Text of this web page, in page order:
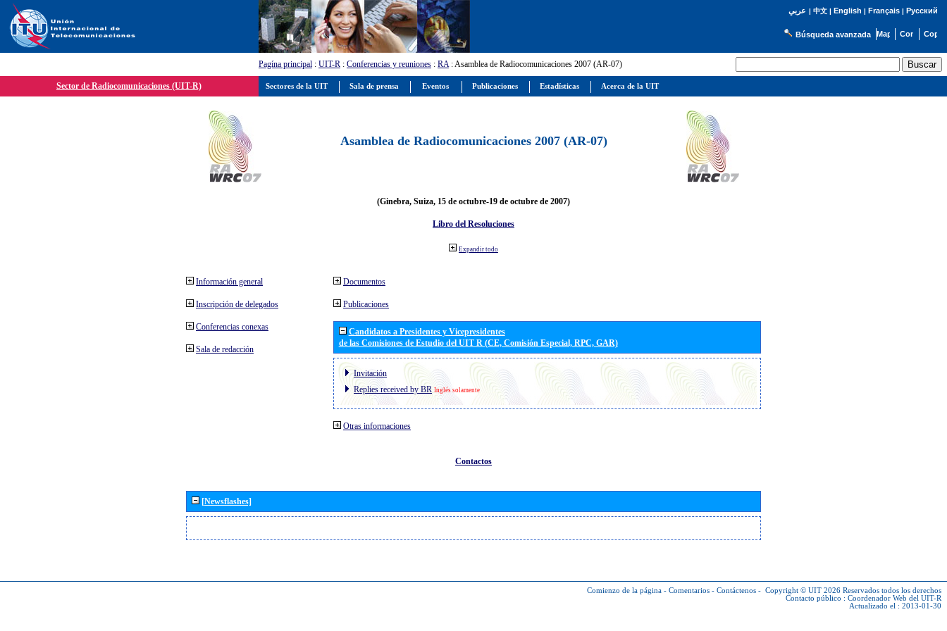
عربي | 中文| English | Français| Русский
Búsqueda avanzada
Pagína principal : UIT-R : Conferencias y reuniones : RA: Asamblea de Radiocomunicaciones 2007 (AR-07)
Sector de Radiocomunicaciones (UIT-R)
Asamblea de Radiocomunicaciones 2007 (AR-07)
(Ginebra, Suiza, 15 de octubre-19 de octubre de 2007)
Libro del Resoluciones
Expandir todo
Información general
Inscripción de delegados
Conferencias conexas
Sala de redacción
Documentos
Publicaciones
Candidatos a Presidentes y Vicepresidentes
de las Comisiones de Estudio del UIT R (CE, Comisión Especial, RPC, GAR)
Invitación
Replies received by BR Inglés solamente
Otras informaciones
Contactos
[Newsflashes]
Comienzo de la página - Comentarios - Contáctenos - Copyright © UIT 2026 Reservados todos los derechos
Contacto público : Coordenador Web del UIT-R
Actualizado el : 2013-01-30
Sectores de la UIT Sala de prensa Eventos Publicaciones Estadísticas Acerca de la UIT